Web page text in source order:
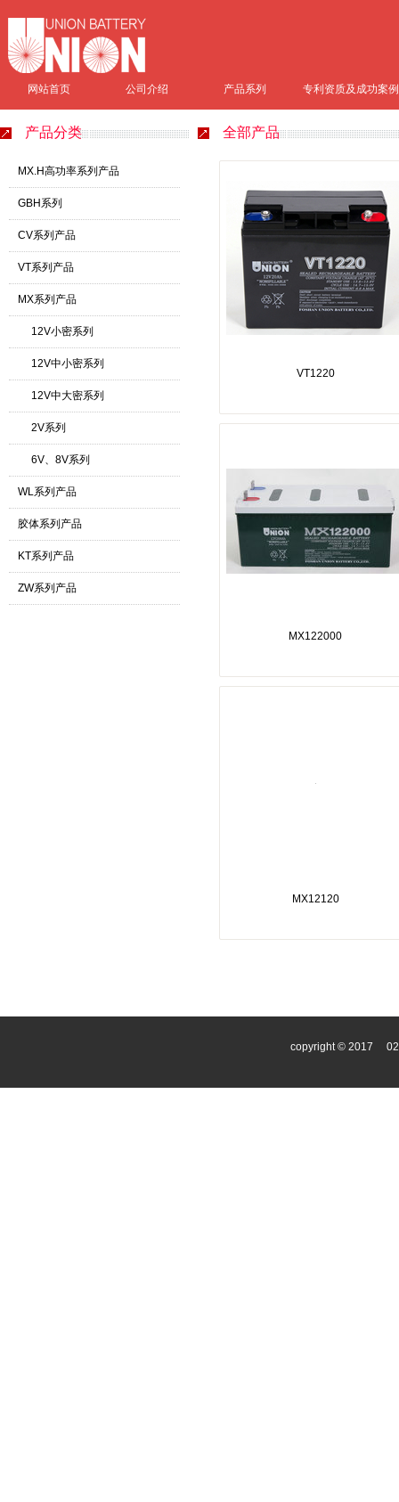
网站首页 公司介绍 产品系列 专利资质及成功案例
产品分类
MX.H高功率系列产品
GBH系列
CV系列产品
VT系列产品
MX系列产品
12V小密系列
12V中小密系列
12V中大密系列
2V系列
6V、8V系列
WL系列产品
胶体系列产品
KT系列产品
ZW系列产品
全部产品
VT1220
MX122000
MX12120
copyright © 2017